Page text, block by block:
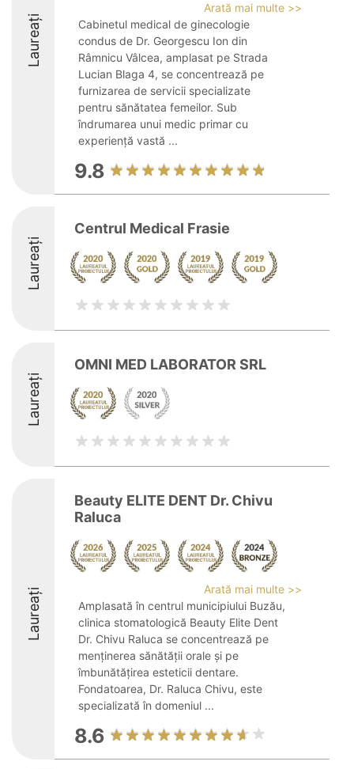
Laureați
Arată mai multe >>
Cabinetul medical de ginecologie
condus de Dr. Georgescu Ion din
Râmnicu Vâlcea, amplasat pe Strada
Lucian Blaga 4, se concentrează pe
furnizarea de servicii specializate
pentru sănătatea femeilor. Sub
îndrumarea unui medic primar cu
experiență vastă ...
9.8
Laureați
Centrul Medical Frasie
Laureați
OMNI MED LABORATOR SRL
Laureați
Beauty ELITE DENT Dr. Chivu
Raluca
Arată mai multe >>
Amplasată în centrul municipiului Buzău,
clinica stomatologică Beauty Elite Dent
Dr. Chivu Raluca se concentrează pe
menținerea sănătății orale și pe
îmbunătățirea esteticii dentare.
Fondatoarea, Dr. Raluca Chivu, este
specializată în domeniul ...
8.6